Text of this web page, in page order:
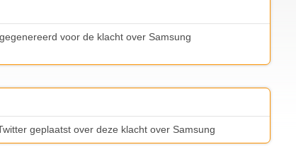
voor de klacht over Samsung
geplaatst over deze klacht over Samsung